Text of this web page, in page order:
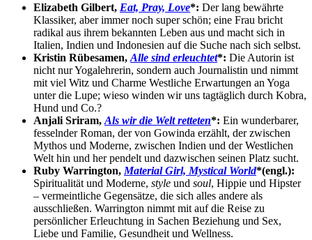
Elizabeth Gilbert, Eat, Pray, Love*: Der lang bewährte
Klassiker, aber immer noch super schön; eine Frau bricht
radikal aus ihrem bekannten Leben aus und macht sich in
Italien, Indien und Indonesien auf die Suche nach sich selbst.
Kristin Rübesamen, Alle sind erleuchtet*: Die Autorin ist
nicht nur Yogalehrerin, sondern auch Journalistin und nimmt
mit viel Witz und Charme Westliche Erwartungen an Yoga
unter die Lupe; wieso winden wir uns tagtäglich durch Kobra,
Hund und Co.?
Anjali Sriram, Als wir die Welt retteten*: Ein wunderbarer,
fesselnder Roman, der von Gowinda erzählt, der zwischen
Mythos und Moderne, zwischen Indien und der Westlichen
Welt hin und her pendelt und dazwischen seinen Platz sucht.
Ruby Warrington, Material Girl, Mystical World*(engl.):
Spiritualität und Moderne, style und soul, Hippie und Hipster
– vermeintliche Gegensätze, die sich alles andere als
ausschließen. Warrington nimmt mit auf die Reise zu
persönlicher Erleuchtung in Sachen Beziehung und Sex,
Liebe und Familie, Gesundheit und Wellness.